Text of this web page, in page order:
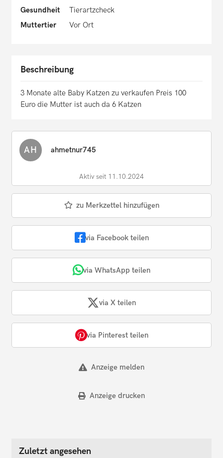
Gesundheit
Tierartzcheck
Muttertier
Vor Ort
Beschreibung
3 Monate alte Baby Katzen zu verkaufen Preis 100
Euro die Mutter ist auch da 6 Katzen
AH ahmetnur745
Aktiv seit 11.10.2024
zu Merkzettel hinzufügen
via Facebook teilen
via WhatsApp teilen
via X teilen
via Pinterest teilen
Anzeige melden
Anzeige drucken
Zuletzt angesehen